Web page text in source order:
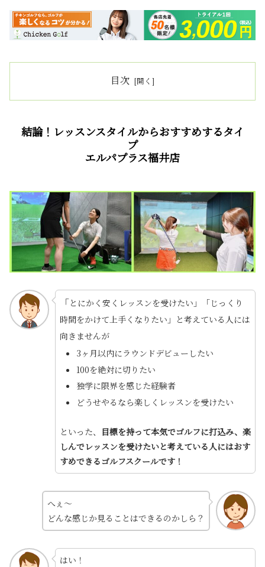
目次
結論！レッスンスタイルからおすすめするタイ
プ
エルパプラス福井店
「とにかく安くレッスンを受けたい」「じっくり
時間をかけて上手くなりたい」と考えている人には
向きませんが
3ヶ月以内にラウンドデビューしたい
100を絶対に切りたい
独学に限界を感じた経験者
どうせやるなら楽しくレッスンを受けたい
といった、 目標を持って本気でゴルフに打込み、楽
しんでレッスンを受けたいと考えている人にはおす
すめできるゴルフスクールです！
へぇ～
どんな感じか見ることはできるのかしら？
はい！